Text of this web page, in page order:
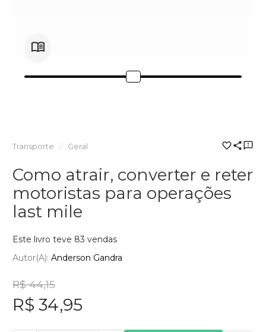
Transporte Geral
Como atrair, converter e reter
motoristas para operações
last mile
Este livro teve 83 vendas
Autor(a): Anderson Gandra
R$ 44,15
R$ 34,95